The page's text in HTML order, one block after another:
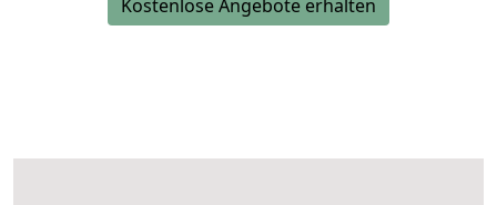
Kostenlose Angebote erhalten